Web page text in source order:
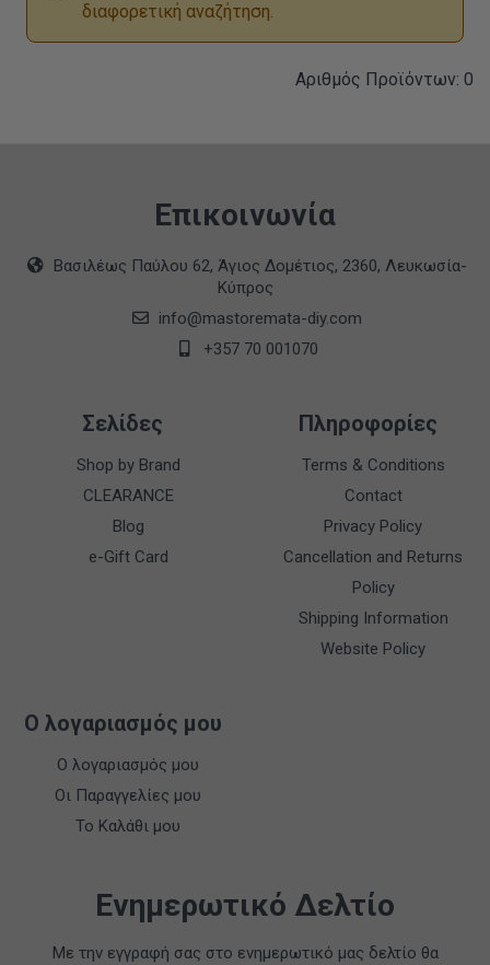
διαφορετική αναζήτηση.
Αριθμός Προϊόντων: 0
Επικοινωνία
Βασιλέως Παύλου 62, Άγιος Δομέτιος, 2360, Λευκωσία-
Κύπρος
info@mastoremata-diy.com
+357 70 001070
Σελίδες
Shop by Brand
CLEARANCE
Blog
e-Gift Card
Πληροφορίες
Terms & Conditions
Contact
Privacy Policy
Cancellation and Returns
Policy
Shipping Information
Website Policy
Ο λογαριασμός μου
Ο λογαριασμός μου
Οι Παραγγελίες μου
Το Καλάθι μου
Ενημερωτικό Δελτίο
Με την εγγραφή σας στο ενημερωτικό μας δελτίο θα